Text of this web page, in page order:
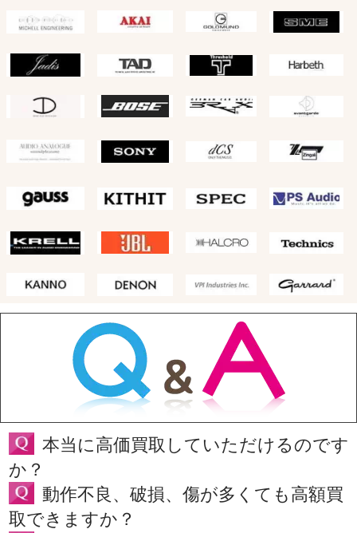
本当に高価買取していただけるのです
か？
動作不良、破損、傷が多くても高額買
取できますか？